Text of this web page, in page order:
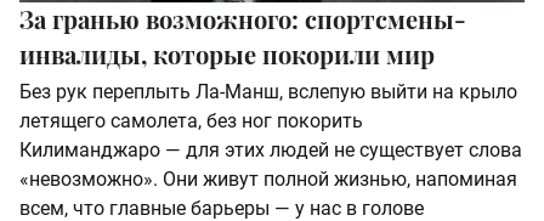
За гранью возможного: спортсмены-
инвалиды, которые покорили мир
Без рук переплыть Ла-Манш, вслепую выйти на крыло
летящего самолета, без ног покорить
Килиманджаро — для этих людей не существует слова
«невозможно». Они живут полной жизнью, напоминая
всем, что главные барьеры — у нас в голове